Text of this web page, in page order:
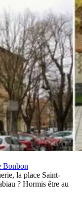
Bonbon
la place Saint-
? Hormis être au